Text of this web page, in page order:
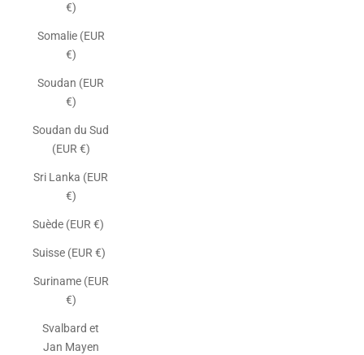
€)
Somalie (EUR
€)
Soudan (EUR
€)
Soudan du Sud
(EUR €)
Sri Lanka (EUR
€)
Suède (EUR €)
Suisse (EUR €)
Suriname (EUR
€)
Svalbard et
Jan Mayen